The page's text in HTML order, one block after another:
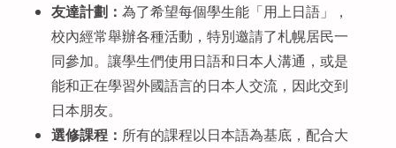
友達計劃：為了希望每個學生能「用上日語」，
校內經常舉辦各種活動，特別邀請了札幌居民一
同參加。讓學生們使用日語和日本人溝通，或是
能和正在學習外國語言的日本人交流，因此交到
日本朋友。
選修課程： 所有的課程以日本語為基底，配合大